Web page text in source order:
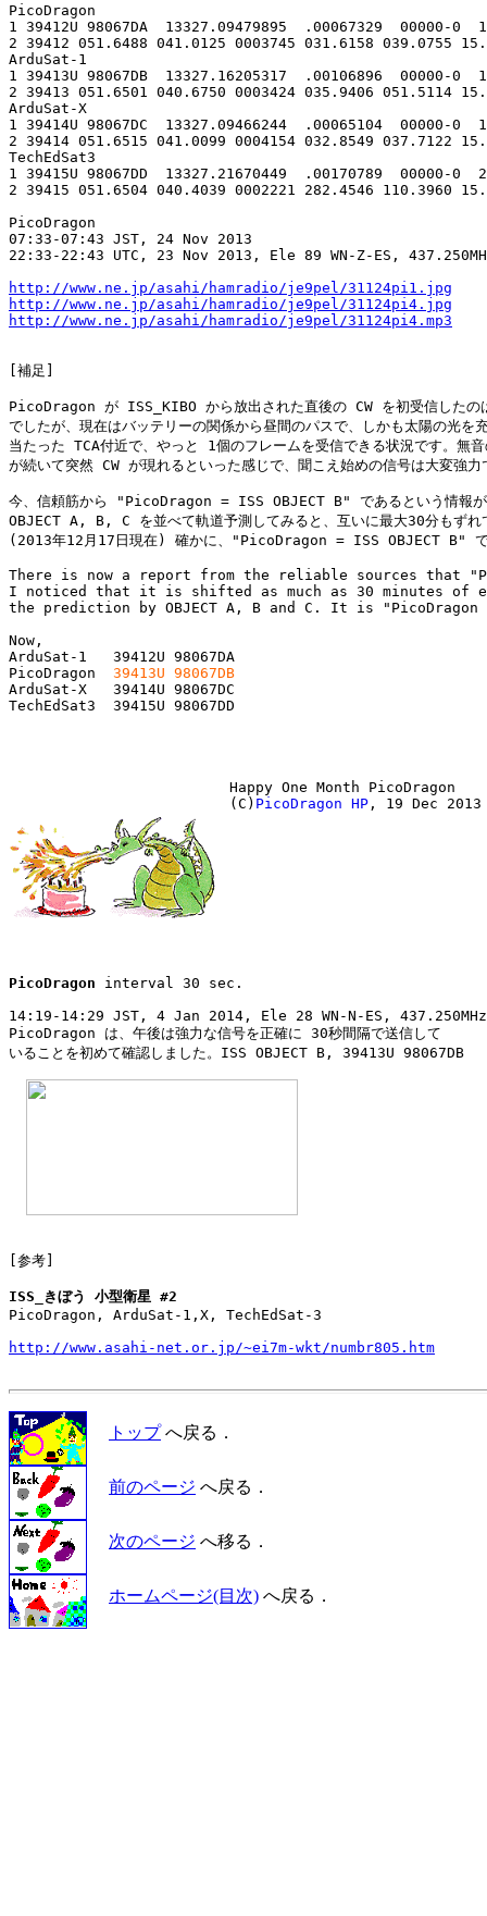
PicoDragon
1 39412U 98067DA  13327.09479895  .00067329  00000-0
2 39412 051.6488 041.0125 0003745 031.6158 039.0755
ArduSat-1
1 39413U 98067DB  13327.16205317  .00106896  00000-0
2 39413 051.6501 040.6750 0003424 035.9406 051.5114
ArduSat-X
1 39414U 98067DC  13327.09466244  .00065104  00000-0
2 39414 051.6515 041.0099 0004154 032.8549 037.7122
TechEdSat3
1 39415U 98067DD  13327.21670449  .00170789  00000-0
2 39415 051.6504 040.4039 0002221 282.4546 110.3960
PicoDragon
07:33-07:43 JST, 24 Nov 2013
22:33-22:43 UTC, 23 Nov 2013, Ele 89 WN-Z-ES,
http://www.ne.jp/asahi/hamradio/je9pel/31124pi1.jpg
http://www.ne.jp/asahi/hamradio/je9pel/31124pi4.jpg
http://www.ne.jp/asahi/hamradio/je9pel/31124pi4.mp3
[補足]
PicoDragon が ISS_KIBO から放出された直後の CW を初受信した
でしたが、現在はバッテリーの関係から昼間のパスで、しかも太陽の光を
当たった TCA付近で、やっと 1個のフレームを受信できる状況です。無
が続いて突然 CW が現れるといった感じで、聞こえ始めの信号は大変強力
今、信頼筋から "PicoDragon = ISS OBJECT B" であるという情報が
OBJECT A, B, C を並べて軌道予測してみると、互いに最大30分もずれ
(2013年12月17日現在) 確かに、"PicoDragon = ISS OBJECT B"
There is now a report from the reliable sources that
I noticed that it is shifted as much as 30 minutes of
the prediction by OBJECT A, B and C. It is "PicoDragon
Now,
ArduSat-1   39412U 98067DA
PicoDragon 39413U 98067DB
ArduSat-X   39414U 98067DC
Happy One Month PicoDragon
(C) PicoDragon HP , 19 Dec 2013
PicoDragon interval 30 sec.
14:19-14:29 JST, 4 Jan 2014, Ele 28 WN-N-ES, 437.250MHz
PicoDragon は、午後は強力な信号を正確に 30秒間隔で送信して
いることを初めて確認しました。ISS OBJECT B, 39413U 98067DB
[参考]
ISS_きぼう 小型衛星 #2
PicoDragon, ArduSat-1,X, TechEdSat-3
http://www.asahi-net.or.jp/~ei7m-wkt/numbr805.htm
トップへ戻る．
前のページ へ戻る．
次のページ へ移る．
ホームページ(目次) へ戻る．